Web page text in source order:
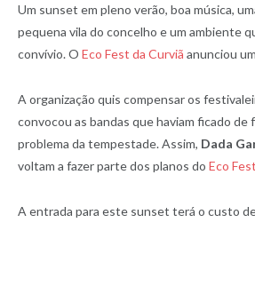
Um sunset em pleno verão, boa música,
pequena vila do concelho e um ambiente
convívio. O Eco Fest da Curviã anunciou
A organização quis compensar os
convocou as bandas que haviam ficado de
problema da tempestade. Assim, Dada
voltam a fazer parte dos planos do Eco
A entrada para este sunset terá o custo